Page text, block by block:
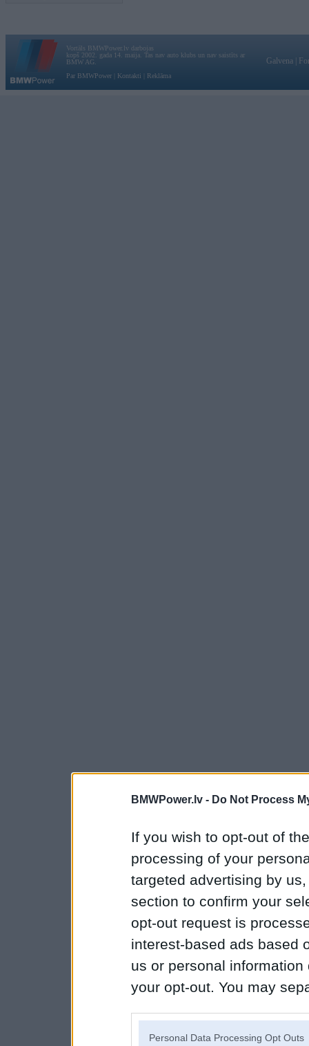
BMWPower.lv - Do Not Process
If you wish to opt-out of
processing of your
targeted advertising by
section to confirm your
opt-out request is
interest-based ads based
us or personal
your opt-out. You may
Personal Data Processing Opt Outs
Vortāls BMWPower.lv darbojas
kopš 2002. gada 14. maija. Tas nav auto klubs un nav saistīts ar
BMW AG.
Par BMWPower
Kontakti Reklāma
Galvena